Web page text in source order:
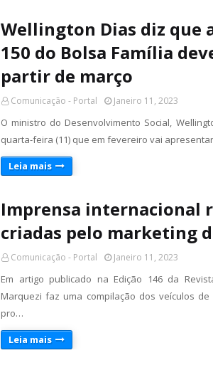
Wellington Dias diz que
150 do Bolsa Família
partir de março
Comunicação - Portal Janeiro 11, 2023
O ministro do Desenvolvimento Social,
quarta-feira (11) que em fevereiro vai
Leia mais
Imprensa internacional
criadas pelo marketing
Comunicação - Portal Janeiro 11, 2023
Em artigo publicado na Edição 146 da
Marquezi faz uma compilação dos veículos
pro…
Leia mais